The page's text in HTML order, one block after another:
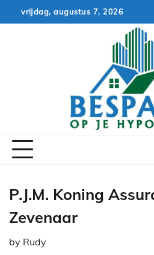
to
vrijdag, augustus 7, 2026
P.J.M. Koning
Zevenaar
by Rudy